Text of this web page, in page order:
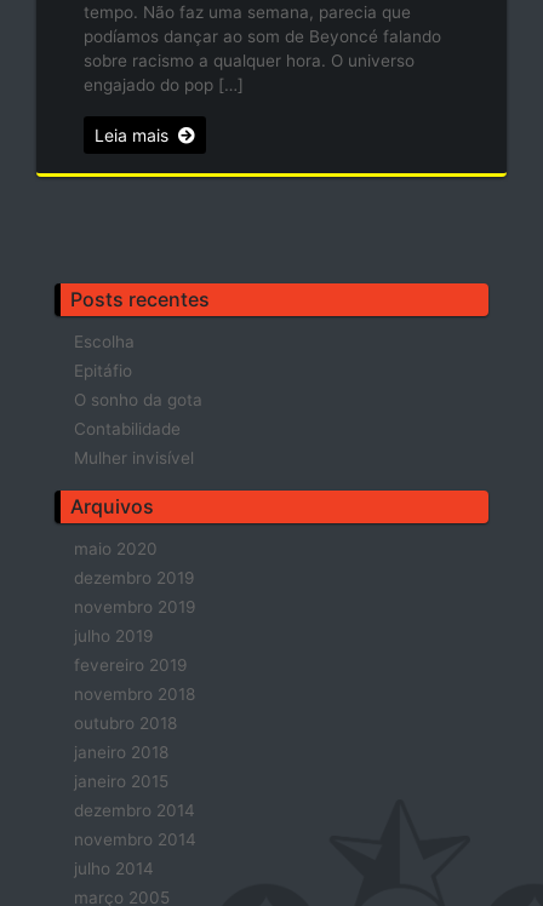
tempo. Não faz uma semana, parecia que
podíamos dançar ao som de Beyoncé falando
sobre racismo a qualquer hora. O universo
engajado do pop […]
Leia mais
Posts recentes
Escolha
Epitáfio
O sonho da gota
Contabilidade
Mulher invisível
Arquivos
maio 2020
dezembro 2019
novembro 2019
julho 2019
fevereiro 2019
novembro 2018
outubro 2018
janeiro 2018
janeiro 2015
dezembro 2014
novembro 2014
julho 2014
março 2005